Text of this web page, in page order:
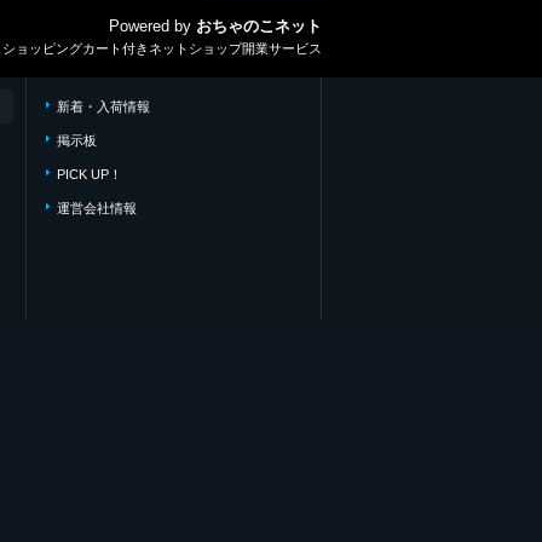
Powered by おちゃのこネット
ョッピングカート付きネットショップ開業サービス
新着・入荷情報
掲示板
PICK UP！
運営会社情報